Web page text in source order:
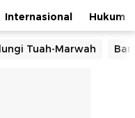
Internasional Hukum
Tuah-Marwah